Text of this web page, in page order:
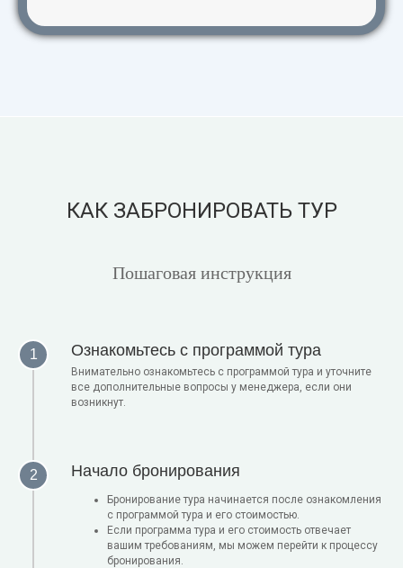
КАК ЗАБРОНИРОВАТЬ ТУР
Пошаговая инструкция
Ознакомьтесь с программой тура
Внимательно ознакомьтесь с программой тура и уточните
все дополнительные вопросы у менеджера, если они
возникнут.
Начало бронирования
Бронирование тура начинается после ознакомления
с программой тура и его стоимостью.
Если программа тура и его стоимость отвечает
вашим требованиям, мы можем перейти к процессу
бронирования.